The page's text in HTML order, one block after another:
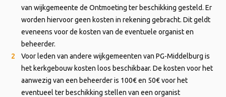
van wijkgemeente de Ontmoeting ter beschikking gesteld. Er
worden hiervoor geen kosten in rekening gebracht. Dit geldt
eveneens voor de kosten van de eventuele organist en
beheerder.
Voor leden van andere wijkgemeenten van PG-Middelburg is
het kerkgebouw kosten loos beschikbaar. De kosten voor het
aanwezig van een beheerder is 100€ en 50€ voor het
eventueel ter beschikking stellen van een organist